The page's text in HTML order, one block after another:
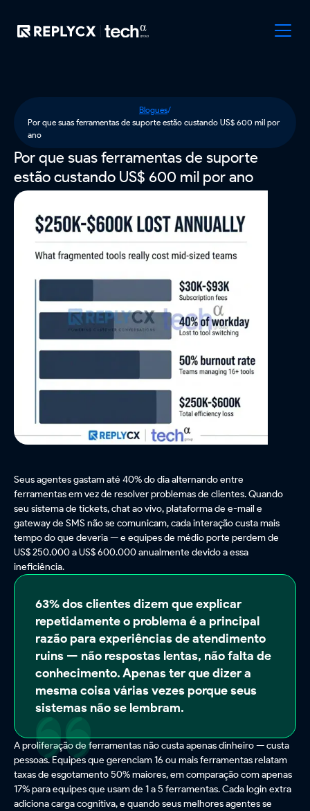
Blogues/
Por que suas ferramentas de suporte estão custando US$ 600 mil por
ano
Por que suas ferramentas de suporte
estão custando US$ 600 mil por ano
Seus agentes gastam até 40% do dia alternando entre
ferramentas em vez de resolver problemas de clientes. Quando
seu sistema de tickets, chat ao vivo, plataforma de e-mail e
gateway de SMS não se comunicam, cada interação custa mais
tempo do que deveria — e equipes de médio porte perdem de
US$ 250.000 a US$ 600.000 anualmente devido a essa
ineficiência.
63% dos clientes dizem que explicar
repetidamente o problema é a principal
razão para experiências de atendimento
ruins — não respostas lentas, não falta de
conhecimento. Apenas ter que dizer a
mesma coisa várias vezes porque seus
sistemas não se lembram.
A proliferação de ferramentas não custa apenas dinheiro — custa
pessoas. Equipes que gerenciam 16 ou mais ferramentas relatam
taxas de esgotamento 50% maiores, em comparação com apenas
17% para equipes que usam de 1 a 5 ferramentas. Cada login extra
adiciona carga cognitiva, e quando seus melhores agentes se